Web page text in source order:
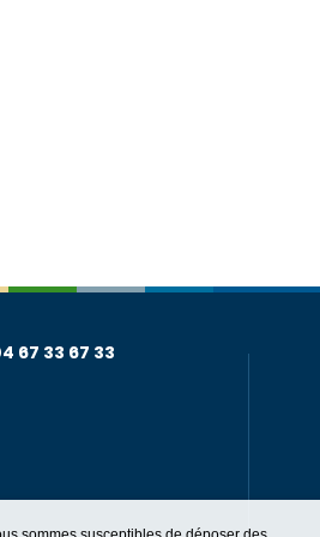
67 33 67 33